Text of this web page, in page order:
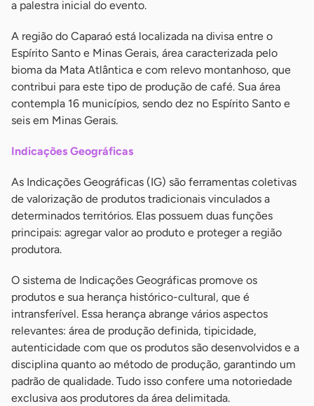
a palestra inicial do evento.
A região do Caparaó está localizada na divisa entre o
Espírito Santo e Minas Gerais, área caracterizada pelo
bioma da Mata Atlântica e com relevo montanhoso, que
contribui para este tipo de produção de café. Sua área
contempla 16 municípios, sendo dez no Espírito Santo e
seis em Minas Gerais.
Indicações Geográficas
As Indicações Geográficas (IG) são ferramentas coletivas
de valorização de produtos tradicionais vinculados a
determinados territórios. Elas possuem duas funções
principais: agregar valor ao produto e proteger a região
produtora.
O sistema de Indicações Geográficas promove os
produtos e sua herança histórico-cultural, que é
intransferível. Essa herança abrange vários aspectos
relevantes: área de produção definida, tipicidade,
autenticidade com que os produtos são desenvolvidos e a
disciplina quanto ao método de produção, garantindo um
padrão de qualidade. Tudo isso confere uma notoriedade
exclusiva aos produtores da área delimitada.